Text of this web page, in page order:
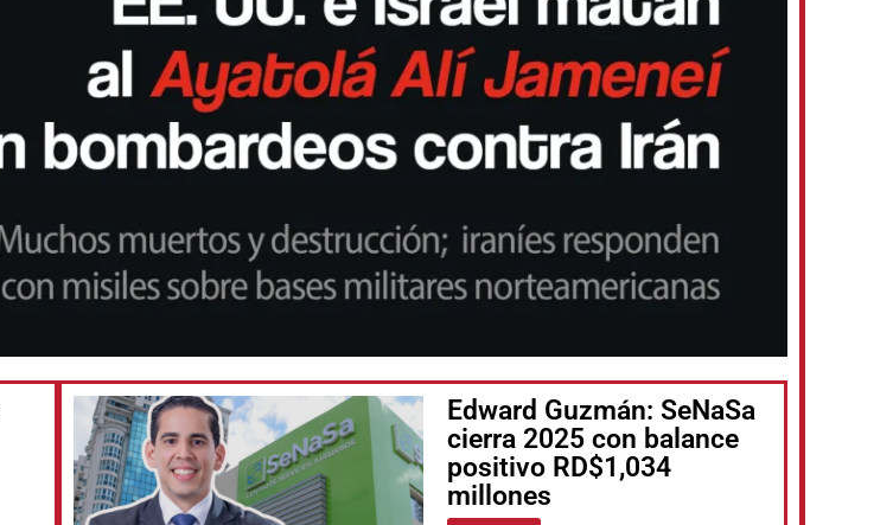
Edward Guzmán: SeNaSa
cierra 2025 con balance
positivo RD$1,034
millones